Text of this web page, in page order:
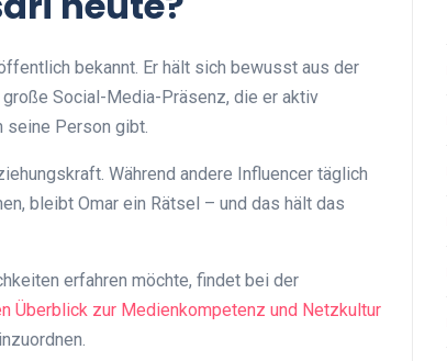
bekannt. Er hält sich bewusst aus der
Social-Media-Präsenz, die er aktiv
seine Person gibt.
Während andere Influencer täglich
bleibt Omar ein Rätsel – und das hält das
erfahren möchte, findet bei der
Überblick zur Medienkompetenz und Netzkultur